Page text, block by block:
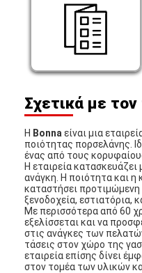
Σχετικά με
Η Bonna είναι μια
ποιότητας πορσελάνης.
ένας από τους
Η εταιρεία κατασκευάζει
ανάγκη. Η ποιότητα και
καταστήσει
ξενοδοχεία, εστιατόρια,
Με περισσότερα από 60
εξελίσσεται και να
στις ανάγκες των
τάσεις στον χώρο της
εταιρεία επίσης δίνει
στον τομέα των υλικών